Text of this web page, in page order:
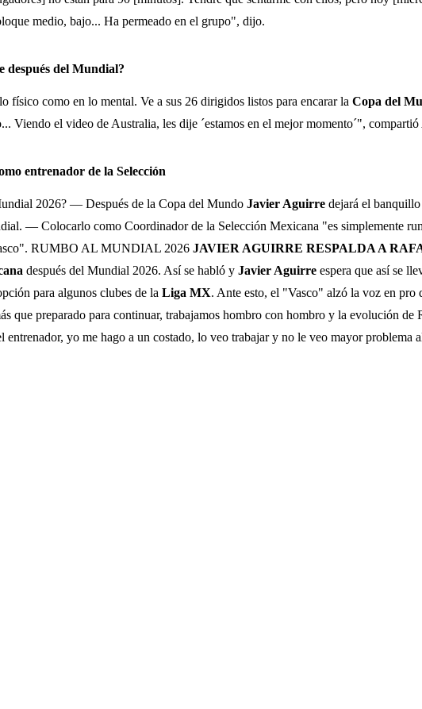
medio, bajo... Ha permeado en el grupo", dijo.
después del Mundial?
físico como en lo mental. Ve a sus 26 dirigidos listos para encarar la Copa del
Viendo el video de Australia, les dije ´estamos en el mejor momento´",
entrenador de la Selección
2026? — Después de la Copa del Mundo Javier Aguirre dejará el banquillo
— Colocarlo como Coordinador de la Selección Mexicana "es simplemente
RUMBO AL MUNDIAL 2026 JAVIER AGUIRRE RESPALDA A
después del Mundial 2026. Así se habló y Javier Aguirre espera que así se
para algunos clubes de la Liga MX. Ante esto, el "Vasco" alzó la voz en
que preparado para continuar, trabajamos hombro con hombro y la evolución de
entrenador, yo me hago a un costado, lo veo trabajar y no le veo mayor problema